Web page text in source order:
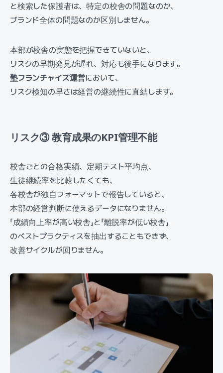
と検索した保護者は、特定の校舎の問題なのか、
ブランド全体の問題なのか区別しません。
本部が校舎の実態を把握できていないと、
リスクの早期発見が遅れ、対応も後手になります。
塾フランチャイズ運営において、
リスク検知の早さは経営の継続性に直結します。
リスク③ 教育成果のKPI管理不能
校舎ごとの合格実績、定期テスト平均点、
生徒継続率を比較したくても、
各校舎が独自フォーマットで報告していると、
本部の経営判断に使えるデータになりません。
「成績向上率が高い校舎」と「離脱率が低い校舎」
のベストプラクティスを抽出することもできず、
改善サイクルが回りません。